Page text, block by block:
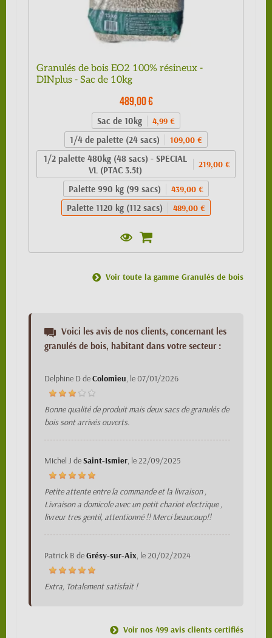
Granulés de bois EO2 100% résineux -
DINplus - Sac de 10kg
489,00 €
Sac de 10kg 4,99 €
1/4 de palette (24 sacs) 109,00 €
1/2 palette 480kg (48 sacs) - SPECIAL
VL (PTAC 3.5t)
219,00 €
Palette 990 kg (99 sacs) 439,00 €
Palette 1120 kg (112 sacs) 489,00 €
Voir toute la gamme Granulés de bois
Voici les avis de nos clients, concernant les
granulés de bois, habitant dans votre secteur :
Delphine DdeColomieu, le07/01/2026
Bonne qualité de produit mais deux sacs de granulés de
bois sont arrivés ouverts.
Michel J deSaint-Ismier, le22/09/2025
Petite attente entre la commande et la livraison ,
Livraison a domicole avec un petit chariot electrique ,
livreur tres gentil, attentionné !! Merci beaucoup!!
Patrick B deGrésy-sur-Aix, le20/02/2024
Extra, Totalement satisfait !
Voir nos 499 avis clients certifiés